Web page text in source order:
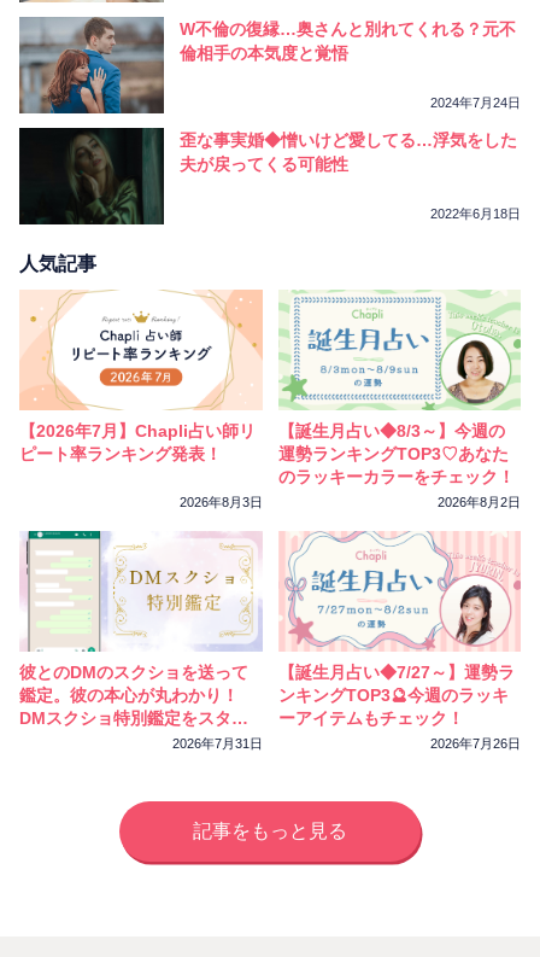
W不倫の復縁…奥さんと別れてくれる？元不
倫相手の本気度と覚悟
2024年7月24日
歪な事実婚◆憎いけど愛してる…浮気をした
夫が戻ってくる可能性
2022年6月18日
人気記事
【2026年7月】Chapli占い師リ
ピート率ランキング発表！
2026年8月3日
【誕生月占い◆8/3～】今週の
運勢ランキングTOP3♡あなた
のラッキーカラーをチェック！
2026年8月2日
彼とのDMのスクショを送って
鑑定。彼の本心が丸わかり！
DMスクショ特別鑑定をスター
2026年7月31日
【誕生月占い◆7/27～】運勢ラ
ンキングTOP3🔮今週のラッキ
ーアイテムもチェック！
2026年7月26日
記事をもっと見る